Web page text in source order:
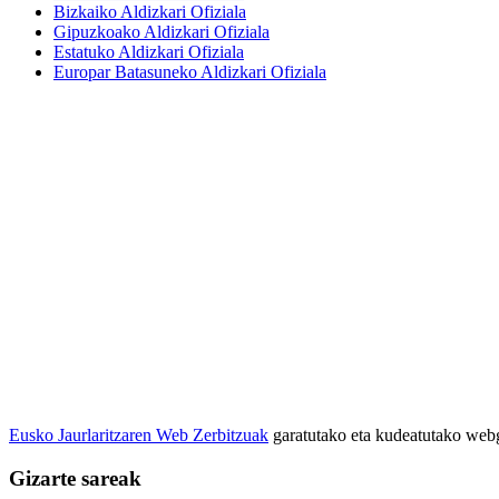
Bizkaiko Aldizkari Ofiziala
Gipuzkoako Aldizkari Ofiziala
Estatuko Aldizkari Ofiziala
Europar Batasuneko Aldizkari Ofiziala
Eusko Jaurlaritzaren Web Zerbitzuak garatutako eta kudeatutako
Gizarte sareak